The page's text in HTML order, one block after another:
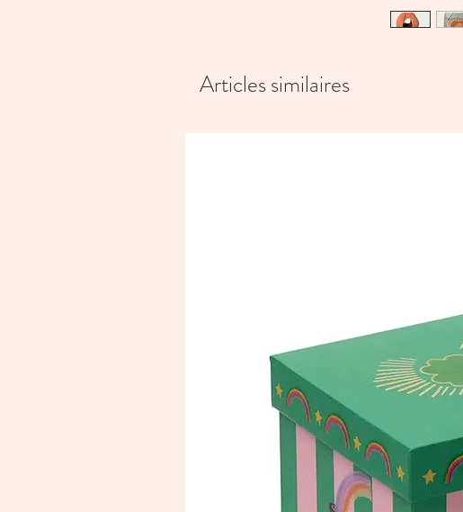
Articles similaires